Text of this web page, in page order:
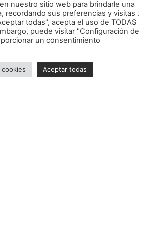
nuestro sitio web para brindarle una
recordando sus preferencias y visitas .
todas", acepta el uso de TODAS
puede visitar "Configuración de
un consentimiento
Aceptar todas